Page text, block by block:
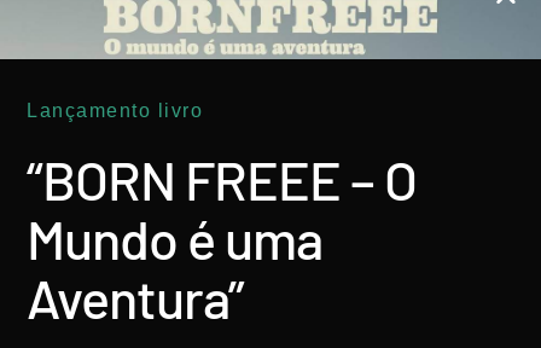
Lançamento livro
“BORN FREEE – O
Mundo é uma
Aventura”